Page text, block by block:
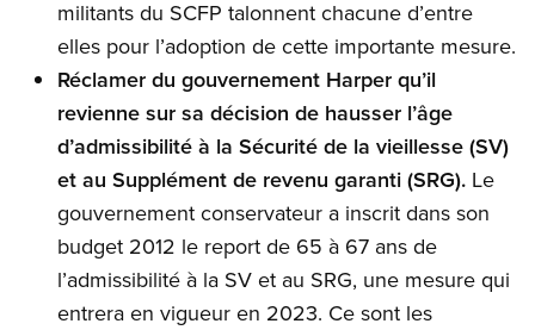
militants du SCFP talonnent chacune d’entre
elles pour l’adoption de cette importante mesure.
Réclamer du gouvernement Harper qu’il
revienne sur sa décision de hausser l’âge
d’admissibilité à la Sécurité de la vieillesse (SV)
et au Supplément de revenu garanti (SRG). Le
gouvernement conservateur a inscrit dans son
budget 2012 le report de 65 à 67 ans de
l’admissibilité à la SV et au SRG, une mesure qui
entrera en vigueur en 2023. Ce sont les